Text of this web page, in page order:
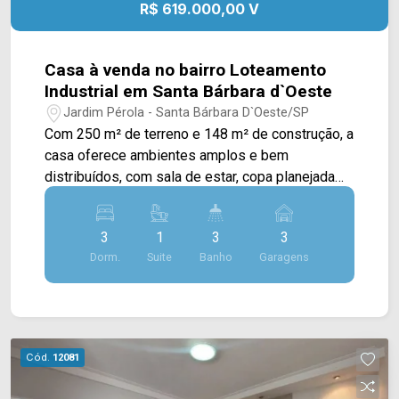
- Presente em cada mudança!
R$ 619.000,00 V
Casa à venda no bairro Loteamento
Industrial em Santa Bárbara d`Oeste
Jardim Pérola - Santa Bárbara D`Oeste/SP
Com 250 m² de terreno e 148 m² de construção, a
casa oferece ambientes amplos e bem
distribuídos, com sala de estar, copa planejada
com cristaleira e cozinha planejada,
proporcionando mais praticidade e conforto para
a rotina da família. Dois dormitórios contam com
móveis planejados, garantindo melhor
organização dos espaços. A área de lazer é um
ambiente agradável para reunir amigos e
familiares. O piso em porcelanato em toda a área
interna, o portão eletrônico e a lavanderia ampla
3
Dorm.
1
Suite
3
Banho
3
Garagens
Cód. 12081